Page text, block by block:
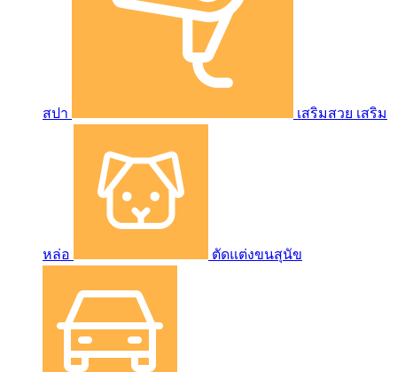
สปา เสริมสวย เสริม
หล่อ ตัดแต่งขนสุนัข